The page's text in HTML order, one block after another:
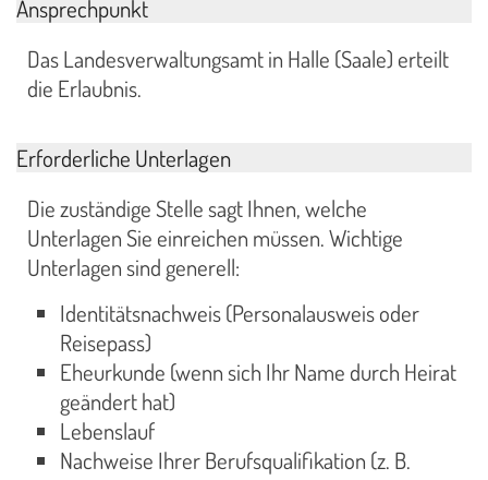
Ansprechpunkt
Das Landesverwaltungsamt in Halle (Saale) erteilt
die Erlaubnis.
Erforderliche Unterlagen
Die zuständige Stelle sagt Ihnen, welche
Unterlagen Sie einreichen müssen. Wichtige
Unterlagen sind generell:
Identitätsnachweis (Personalausweis oder
Reisepass)
Eheurkunde (wenn sich Ihr Name durch Heirat
geändert hat)
Lebenslauf
Nachweise Ihrer Berufsqualifikation (z. B.